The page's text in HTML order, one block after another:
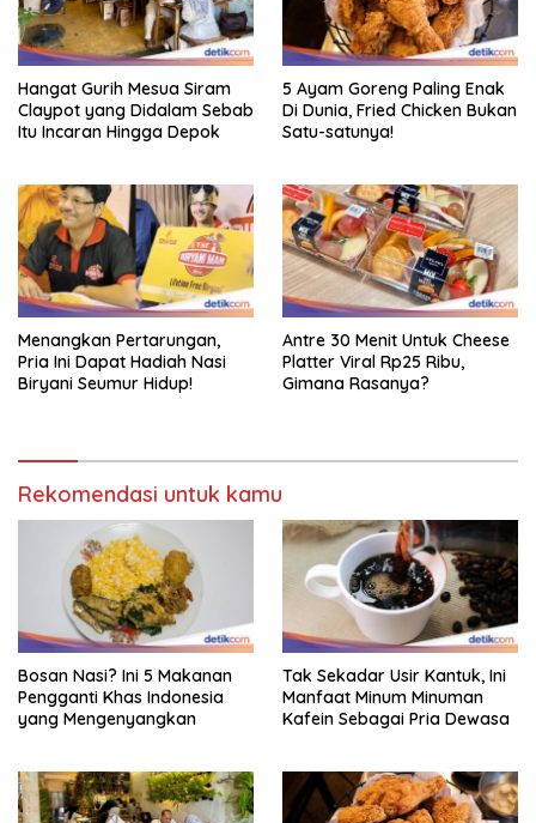
Hangat Gurih Mesua Siram
Claypot yang Didalam Sebab
Itu Incaran Hingga Depok
5 Ayam Goreng Paling Enak
Di Dunia, Fried Chicken Bukan
Satu-satunya!
Menangkan Pertarungan,
Pria Ini Dapat Hadiah Nasi
Biryani Seumur Hidup!
Antre 30 Menit Untuk Cheese
Platter Viral Rp25 Ribu,
Gimana Rasanya?
Rekomendasi untuk kamu
Bosan Nasi? Ini 5 Makanan
Pengganti Khas Indonesia
yang Mengenyangkan
Tak Sekadar Usir Kantuk, Ini
Manfaat Minum Minuman
Kafein Sebagai Pria Dewasa